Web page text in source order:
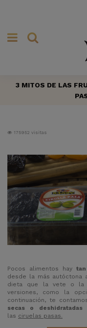
3 MITOS DE LAS
175952 visitas
Pocos alimentos hay
desde la más autóctona
dieta que la vete o la
versiones, como la
continuación, te
secas o deshidratadas
las ciruelas pasas.